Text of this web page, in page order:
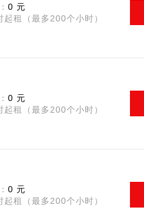
0 元
起租（最多200个小时）
0 元
起租（最多200个小时）
0 元
起租（最多200个小时）